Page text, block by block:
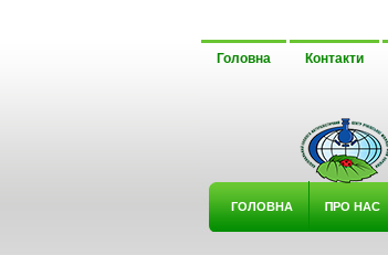
Головна Контакти
ГОЛОВНА ΠРО НАС